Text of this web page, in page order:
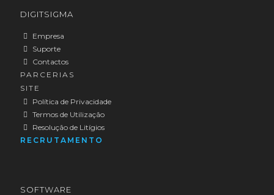
DIGITSIGMA
Empresa
Suporte
Contactos
PARCERIAS
SITE
Política de Privacidade
Termos de Utilização
Resolução de Litígios
RECRUTAMENTO
SOFTWARE